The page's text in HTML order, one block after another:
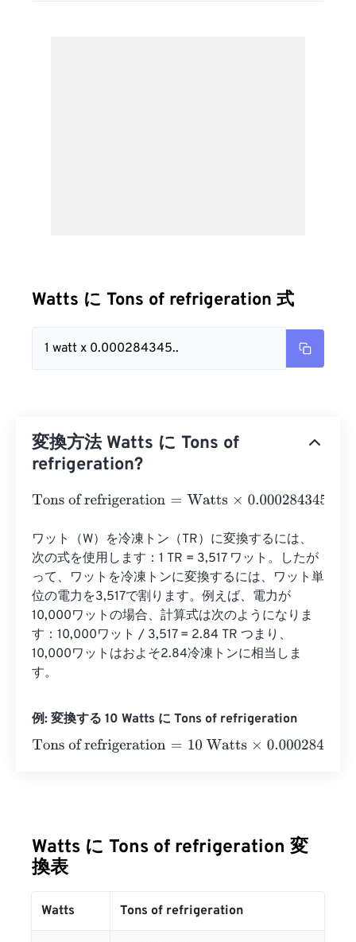
Watts に Tons of refrigeration 式
1 watt x 0.000284345..
変換方法 Watts に Tons of
refrigeration?
Tons of refrigeration=Watts ×0.000284345
ワット（W）を冷凍トン（TR）に変換するには、
次の式を使用します：1 TR = 3,517 ワット。したが
って、ワットを冷凍トンに変換するには、ワット単
位の電力を3,517で割ります。例えば、電力が
10,000ワットの場合、計算式は次のようになりま
す：10,000ワット / 3,517 = 2.84 TR つまり、
10,000ワットはおよそ2.84冷凍トンに相当しま
す。
例: 変換する 10 Watts に Tons of refrigeration
Tons of refrigeration=10 Watts ×0.000284345=
Watts に Tons of refrigeration 変
換表
Watts Tons of refrigeration